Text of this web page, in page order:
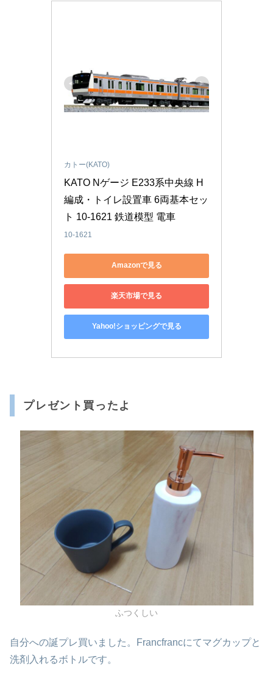
カトー(KATO)
KATO Nゲージ E233系中央線 H
編成・トイレ設置車 6両基本セッ
ト 10-1621 鉄道模型 電車
10-1621
Amazonで見る
楽天市場で見る
Yahoo!ショッピングで見る
プレゼント買ったよ
ふつくしい
自分への誕プレ買いました。Francfrancにてマグカップと
洗剤入れるボトルです。